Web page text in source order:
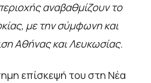
αναβαθμίζουν το
με την σύμφωνη και
Αθήνας και Λευκωσίας.
επίσκεψή του στη Νέα